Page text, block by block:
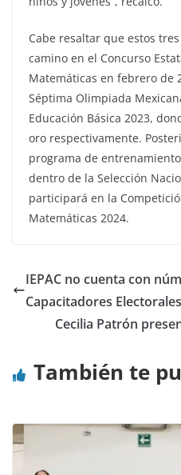
Cabe resaltar que estos
camino en el Concurso
Matemáticas en febrero de
Séptima Olimpiada
Educación Básica 2023,
oro respectivamente.
programa de
dentro de la Selección
participará en la
Matemáticas 2024.
IEPAC no cuenta con
Capacitadores Electorales
Cecilia Patrón
También te